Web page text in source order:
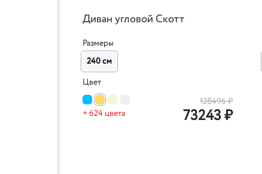
Диван угловой Скотт
Размеры
240 см
Цвет
+ 624 цвета
128496₽
73243₽